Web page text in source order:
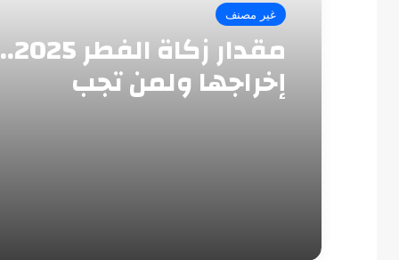
غير مصنف
إخراجها ولمن تجب